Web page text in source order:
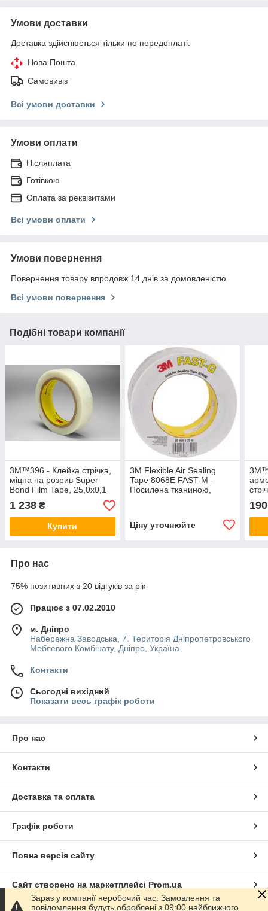
Умови доставки
Доставка здійснюється тільки по передоплаті.
Нова Пошта
Самовивіз
Всі умови доставки
Умови оплати
Післяплата
Готівкою
Оплата за реквізитами
Всі умови оплати
Умови повернення
Повернення товару впродовж 14 днів за домовленістю
Всі умови повернення
Подібні товари компанії
3M™396 - Клейка стрічка,
міцна на розрив Super
Bond Film Tape, 25,0х0,1
мм, рулон 33 м
1 238 ₴
Купити
3M Flexible Air Sealing
Tape 8068E FAST-M -
Посилена тканиною,
Ціну уточнюйте
мм,
Про нас
75% позитивних з 20 відгуків за рік
Працює з 07.02.2010
м. Дніпро
Набережна Заводська, 7. Територія Дніпропетровського
Меблевого Комбінату, Дніпро, Україна
Контакти
Сьогодні вихідний
Показати весь графік роботи
Про нас
Контакти
Доставка та оплата
Графік роботи
Повна версія сайту
Сайт створено на маркетплейсі Prom.ua
Зараз у компанії неробочий час. Замовлення та
повідомлення будуть оброблені з 09:00 найближчого